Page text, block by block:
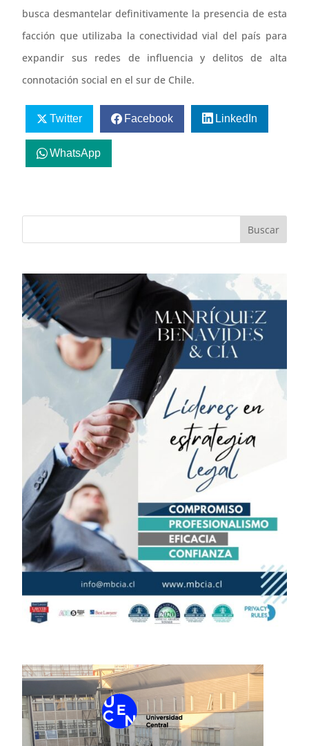
busca desmantelar definitivamente la presencia de esta
facción que utilizaba la conectividad vial del país para
expandir sus redes de influencia y delitos de alta
connotación social en el sur de Chile.
Twitter Facebook LinkedIn
WhatsApp